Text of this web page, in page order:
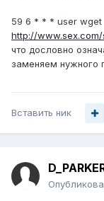
59 6 * * * user wget
http://www.sex.com/
что дословно
заменяем нужного
Вставить ник